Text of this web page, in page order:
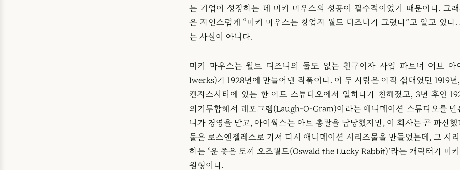
는 기업이 성장하는 데 미키 마우스의 성공이 필수적이었기 때문이다. 그
은 자연스럽게 “미키 마우스는 창업자 월트 디즈니가 그렸다”고 알고 있다.
는 사실이 아니다.
미키 마우스는 월트 디즈니의 둘도 없는 친구이자 사업 파트너 어브 아
Iwerks)가 1928년에 만들어낸 작품이다. 이 두 사람은 아직 십대였던 1919년
캔자스시티에 있는 한 아트 스튜디오에서 일하다가 친해졌고, 3년 후인
의기투합해서 래포그램(Laugh-O-Gram)이라는 애니메이션 스튜디오를 만
니가 경영을 맡고, 아이웍스는 아트 총괄을 담당했지만, 이 회사는 곧 파산
둘은 로스앤젤레스로 가서 다시 애니메이션 시리즈물을 만들었는데, 그 시
하는 ‘운 좋은 토끼 오즈월드(Oswald the Lucky Rabbit)’라는 캐릭터가 미
원형이다.